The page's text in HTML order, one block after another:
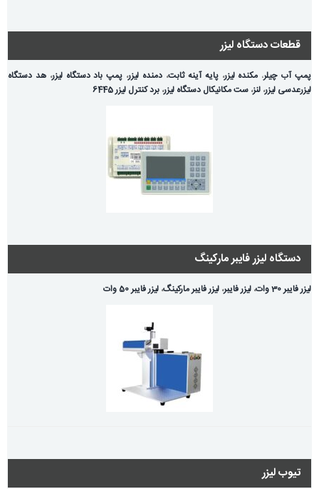
قطعات دستگاه لیزر
پمپ آب چیلر، مکنده لیزر،پایه آینه ثابت، دمنده لیزر، پمپ باد دستگاه لیزر،هد دستگاه
لیزرعدسی لیزر، لنز، ست مکانیکال دستگاه لیزر، برد کنترل لیزر 6445
دستگاه لیزر فایبر مارکینگ
لیزر فایبر 30 وات ، لیزر فایبر، لیزر فایبر مارکینگ، لیزر فایبر 50 وات
تیوب لیزر